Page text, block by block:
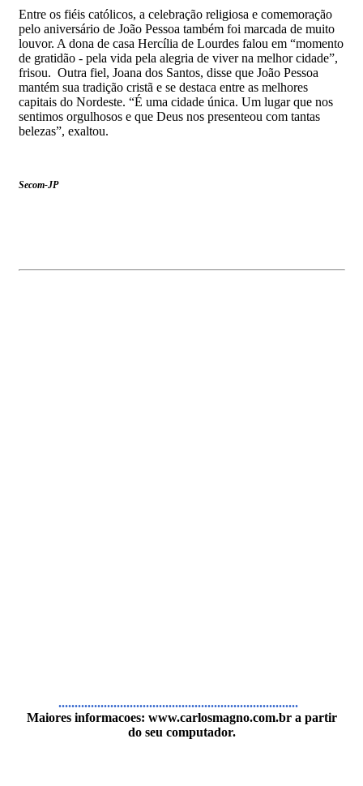
Entre os fiéis católicos, a celebração religiosa e comemoração
pelo aniversário de João Pessoa também foi marcada de muito
louvor. A dona de casa Hercília de Lourdes falou em “momento
de gratidão - pela vida pela alegria de viver na melhor cidade”,
frisou. Outra fiel, Joana dos Santos, disse que João Pessoa
mantém sua tradição cristã e se destaca entre as melhores
capitais do Nordeste. “É uma cidade única. Um lugar que nos
sentimos orgulhosos e que Deus nos presenteou com tantas
belezas”, exaltou.
Secom-JP
..........................................................................
Maiores informacoes: www.carlosmagno.com.bra partir
do seu computador.